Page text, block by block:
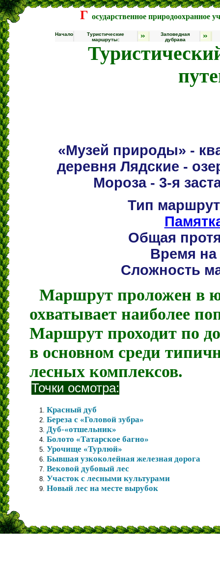
Г осударственное
Начало
Туристические
маршруты:
Заповедная
дубрава
«Музей природы» -
деревня Лядские -
Мороза - 3-я
Тип
Общая
Время на
Сложность
Маршрут проложен в
охватывает наиболее
Маршрут проходит по
в основном среди
лесных комплексов.
Точки осмотра:
1. Красный дуб
2. Береза с «Головой зубра»
3. Дуб-«отшельник»
4. Болото «Татарское багно»
5. Урочище «Турлюй»
6. Бывшая узкоколейная железная дорога
7. Вековой дубовый лес
8. Участок с лесными культурами
9. Новый лес на месте вырубок